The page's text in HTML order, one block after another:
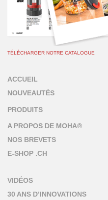
TÉLÉCHARGER NOTRE CATALOGUE
ACCUEIL
NOUVEAUTÉS
PRODUITS
A PROPOS DE MOHA®
NOS BREVETS
E-SHOP .CH
VIDÉOS
30 ANS D’INNOVATIONS